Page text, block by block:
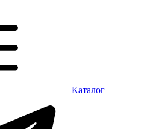
Каталог